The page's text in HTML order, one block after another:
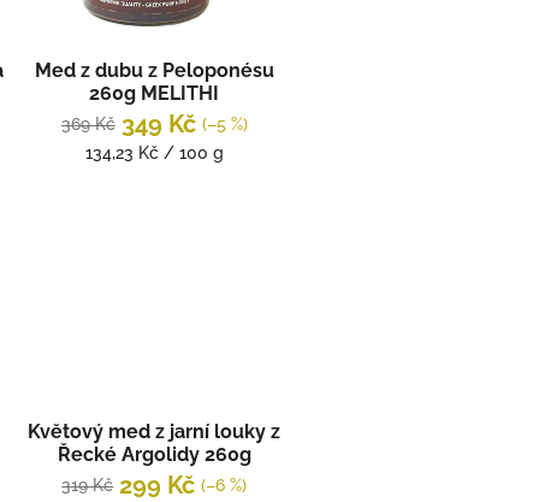
Med z dubu z Peloponésu
260g MELITHI
369 Kč 349 Kč (–5 %)
Měrná
134,23 Kč / 100 g
Květový med z jarní louky z
Řecké Argolidy 260g
MELITHI
319 Kč 299 Kč (–6 %)